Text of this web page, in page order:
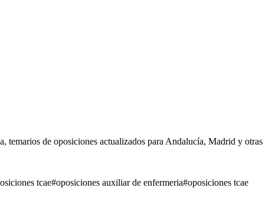
de oposiciones actualizados para Andalucía, Madrid y otras
tcae#oposiciones auxiliar de enfermeria#oposiciones tcae